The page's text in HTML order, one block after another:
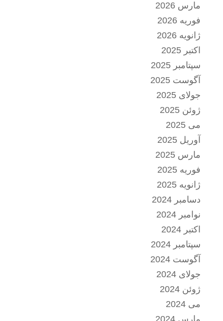
مارس 2026
فوریه 2026
ژانویه 2026
اکتبر 2025
سپتامبر 2025
آگوست 2025
جولای 2025
ژوئن 2025
می 2025
آوریل 2025
مارس 2025
فوریه 2025
ژانویه 2025
دسامبر 2024
نوامبر 2024
اکتبر 2024
سپتامبر 2024
آگوست 2024
جولای 2024
ژوئن 2024
می 2024
مارس 2024